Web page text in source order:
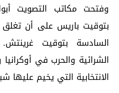
وفتحت مكاتب التصويت
بتوقيت باريس على أن تغلق
السادسة بتوقيت
الشرائية والحرب في
الانتخابية التي يخيم عليها